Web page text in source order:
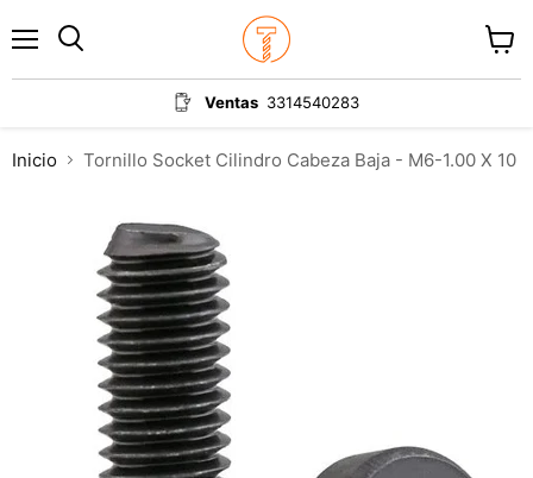
Ventas 3314540283
carrito
Inicio Tornillo Socket Cilindro Cabeza Baja - M6-1.00 X 10